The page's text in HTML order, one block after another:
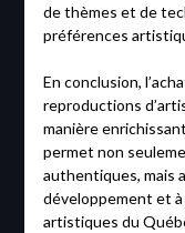
de thèmes et de
préférences
En conclusion,
reproductions
manière
permet non
authentiques, mais
développement et
artistiques du